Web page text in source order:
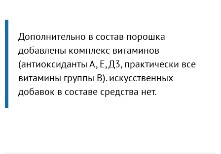
Дополнительно в состав порошка
добавлены комплекс витаминов
(антиоксиданты А, Е, Д3, практически все
витамины группы В). искусственных
добавок в составе средства нет.